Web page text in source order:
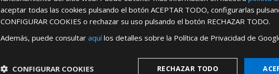
Desdeaquípodrá ver todas las
Rellene este formulario y nos pondremos en
aceptar todas las cookies pulsando el botón ACEPTAR TODO, configurarlas
CONFIGURAR COOKIES o rechazar su uso pulsando el botón RECHAZAR TODO.
Además, puede consultar aquílos detalles sobre la Política de Privacidad de
RECHAZAR TODO
CONFIGURAR COOKIES